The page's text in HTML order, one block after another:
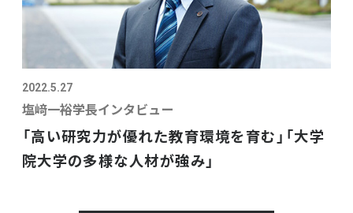
2022.5.27
塩﨑一裕学長インタビュー
「高い研究力が優れた教育環境を育む」「大学
院大学の多様な人材が強み」